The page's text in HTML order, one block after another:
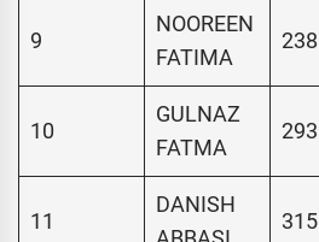
9
NOOREEN
FATIMA
238
10
GULNAZ
FATMA
293
11
DANISH
315